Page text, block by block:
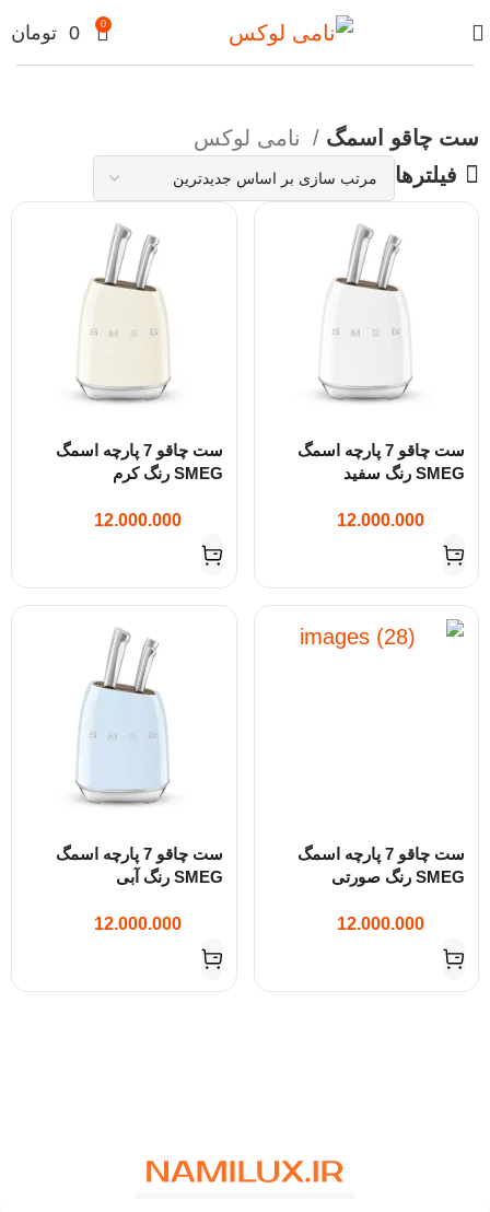
0
0 تومان
ست چاقو اسمگ
فیلترها
ست چاقو 7 پارچه اسمگ
SMEG رنگ سفید
12.000.000
ست چاقو 7 پارچه اسمگ
SMEG رنگ کرم
12.000.000
ست چاقو 7 پارچه اسمگ
SMEG رنگ صورتی
12.000.000
ست چاقو 7 پارچه اسمگ
SMEG رنگ آبی
12.000.000